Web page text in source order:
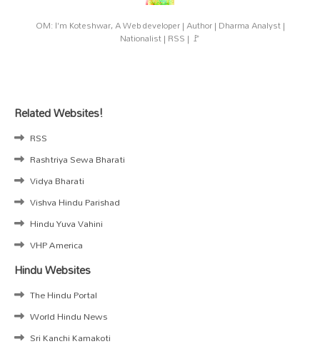
OM: I'm Koteshwar, A Web developer | Author | Dharma Analyst |
Nationalist | RSS | 🚩
Related Websites!
RSS
Rashtriya Sewa Bharati
Vidya Bharati
Vishva Hindu Parishad
Hindu Yuva Vahini
VHP America
Hindu Websites
The Hindu Portal
World Hindu News
Sri Kanchi Kamakoti